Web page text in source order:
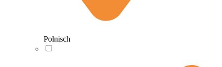
Polnisch